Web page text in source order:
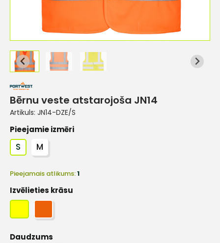
Bērnu veste atstarojoša JN14
Artikuls: JN14-DZE/S
Pieejamie izmēri
S M
Pieejamais atlikums:1
Izvēlieties krāsu
Daudzums